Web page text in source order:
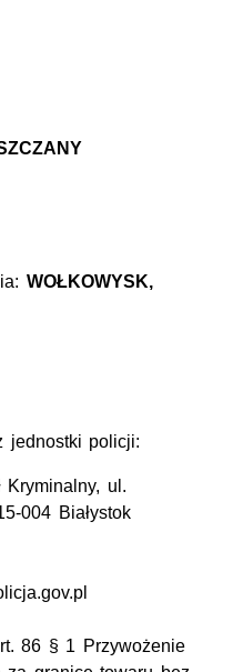
WOŁKOWYSK,
jednostki policji:
Kryminalny, ul.
004 Białystok
86 § 1 Przywożenie